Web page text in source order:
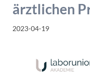
ärztlichen
2023-04-19